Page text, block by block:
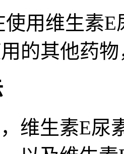
使用维生素
的其他药
维生素E尿